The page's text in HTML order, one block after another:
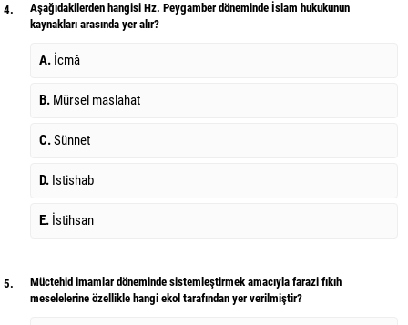
4.
Aşağıdakilerden hangisi Hz. Peygamber döneminde İslam hukukunun
kaynakları arasında yer alır?
A. İcmâ
B. Mürsel maslahat
C.Sünnet
D. Istishab
E. İstihsan
5.
Müctehid imamlar döneminde sistemleştirmek amacıyla farazi fıkıh
meselelerine özellikle hangi ekol tarafından yer verilmiştir?